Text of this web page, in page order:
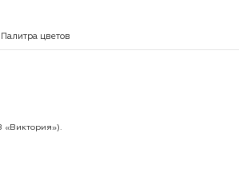
Палитра цветов